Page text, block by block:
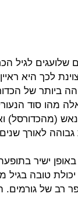
לגיל
ביותר של
מהו סוד
(מהכדורסל)
לאורך
ישיר
טובה בגיל
רב של גורמים.